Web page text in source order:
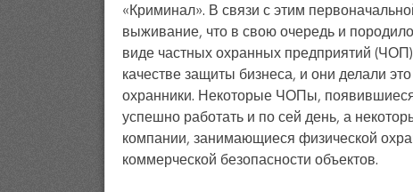
«Криминал». В связи с этим
выживание, что в свою очередь и
виде частных охранных предприятий
качестве защиты бизнеса, и они делали
охранники. Некоторые ЧОПы,
успешно работать и по сей день, а
компании, занимающиеся физической
коммерческой безопасности объектов.